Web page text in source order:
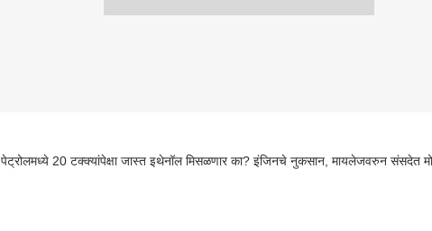
पेट्रोलमध्ये 20 टक्क्यांपेक्षा जास्त इथेनॉल मिसळणार का? इंजिनचे नुकसान, मायलेजवरुन संसदेत